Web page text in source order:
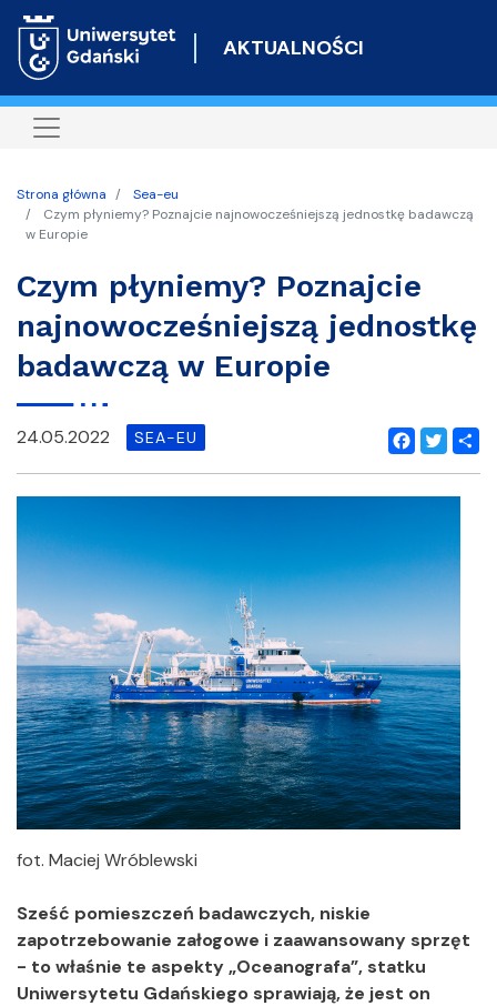
do
AKTUALNOŚCI
Strona główna
Sea-eu
Czym płyniemy? Poznajcie najnowocześniejszą jednostkę badawczą
w Europie
Czym płyniemy? Poznajcie
najnowocześniejszą jednostkę
badawczą w Europie
Facebook
Twitter
24.05.2022 SEA-EU
fot. Maciej Wróblewski
Sześć pomieszczeń badawczych, niskie
zapotrzebowanie załogowe i zaawansowany sprzęt
- to właśnie te aspekty „Oceanografa”, statku
Uniwersytetu Gdańskiego sprawiają, że jest on